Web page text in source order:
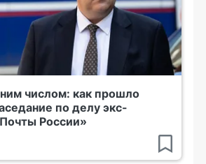
числом: как прошло
по делу экс-
России»